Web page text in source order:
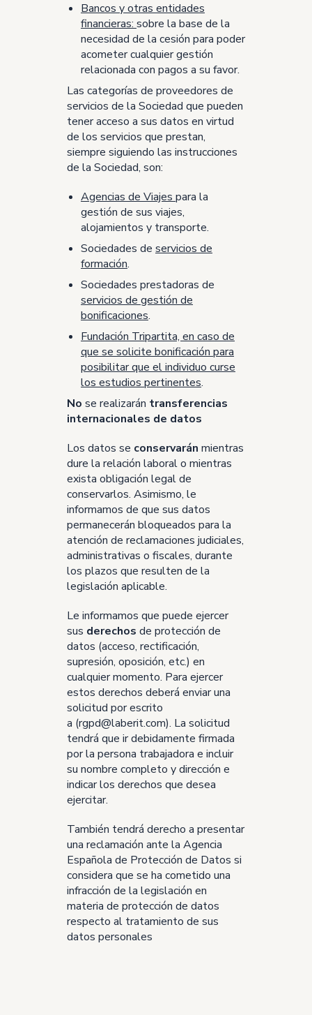
Bancos y otras entidades
financieras: sobre la base de la
necesidad de la cesión para poder
acometer cualquier gestión
relacionada con pagos a su favor.
Las categorías de proveedores de
servicios de la Sociedad que pueden
tener acceso a sus datos en virtud
de los servicios que prestan,
siempre siguiendo las instrucciones
de la Sociedad, son:
Agencias de Viajes para la
gestión de sus viajes,
alojamientos y transporte.
Sociedades de servicios de
formación.
Sociedades prestadoras de
servicios de gestión de
bonificaciones.
Fundación Tripartita, en caso de
que se solicite bonificación para
posibilitar que el individuo curse
los estudios pertinentes.
No se realizarán transferencias
internacionales de datos
Los datos se conservarán mientras
dure la relación laboral o mientras
exista obligación legal de
conservarlos. Asimismo, le
informamos de que sus datos
permanecerán bloqueados para la
atención de reclamaciones judiciales,
administrativas o fiscales, durante
los plazos que resulten de la
legislación aplicable.
Le informamos que puede ejercer
sus derechos de protección de
datos (acceso, rectificación,
supresión, oposición, etc.) en
cualquier momento. Para ejercer
estos derechos deberá enviar una
solicitud por escrito
a (rgpd@laberit.com). La solicitud
tendrá que ir debidamente firmada
por la persona trabajadora e incluir
su nombre completo y dirección e
indicar los derechos que desea
ejercitar.
También tendrá derecho a presentar
una reclamación ante la Agencia
Española de Protección de Datos si
considera que se ha cometido una
infracción de la legislación en
materia de protección de datos
respecto al tratamiento de sus
datos personales